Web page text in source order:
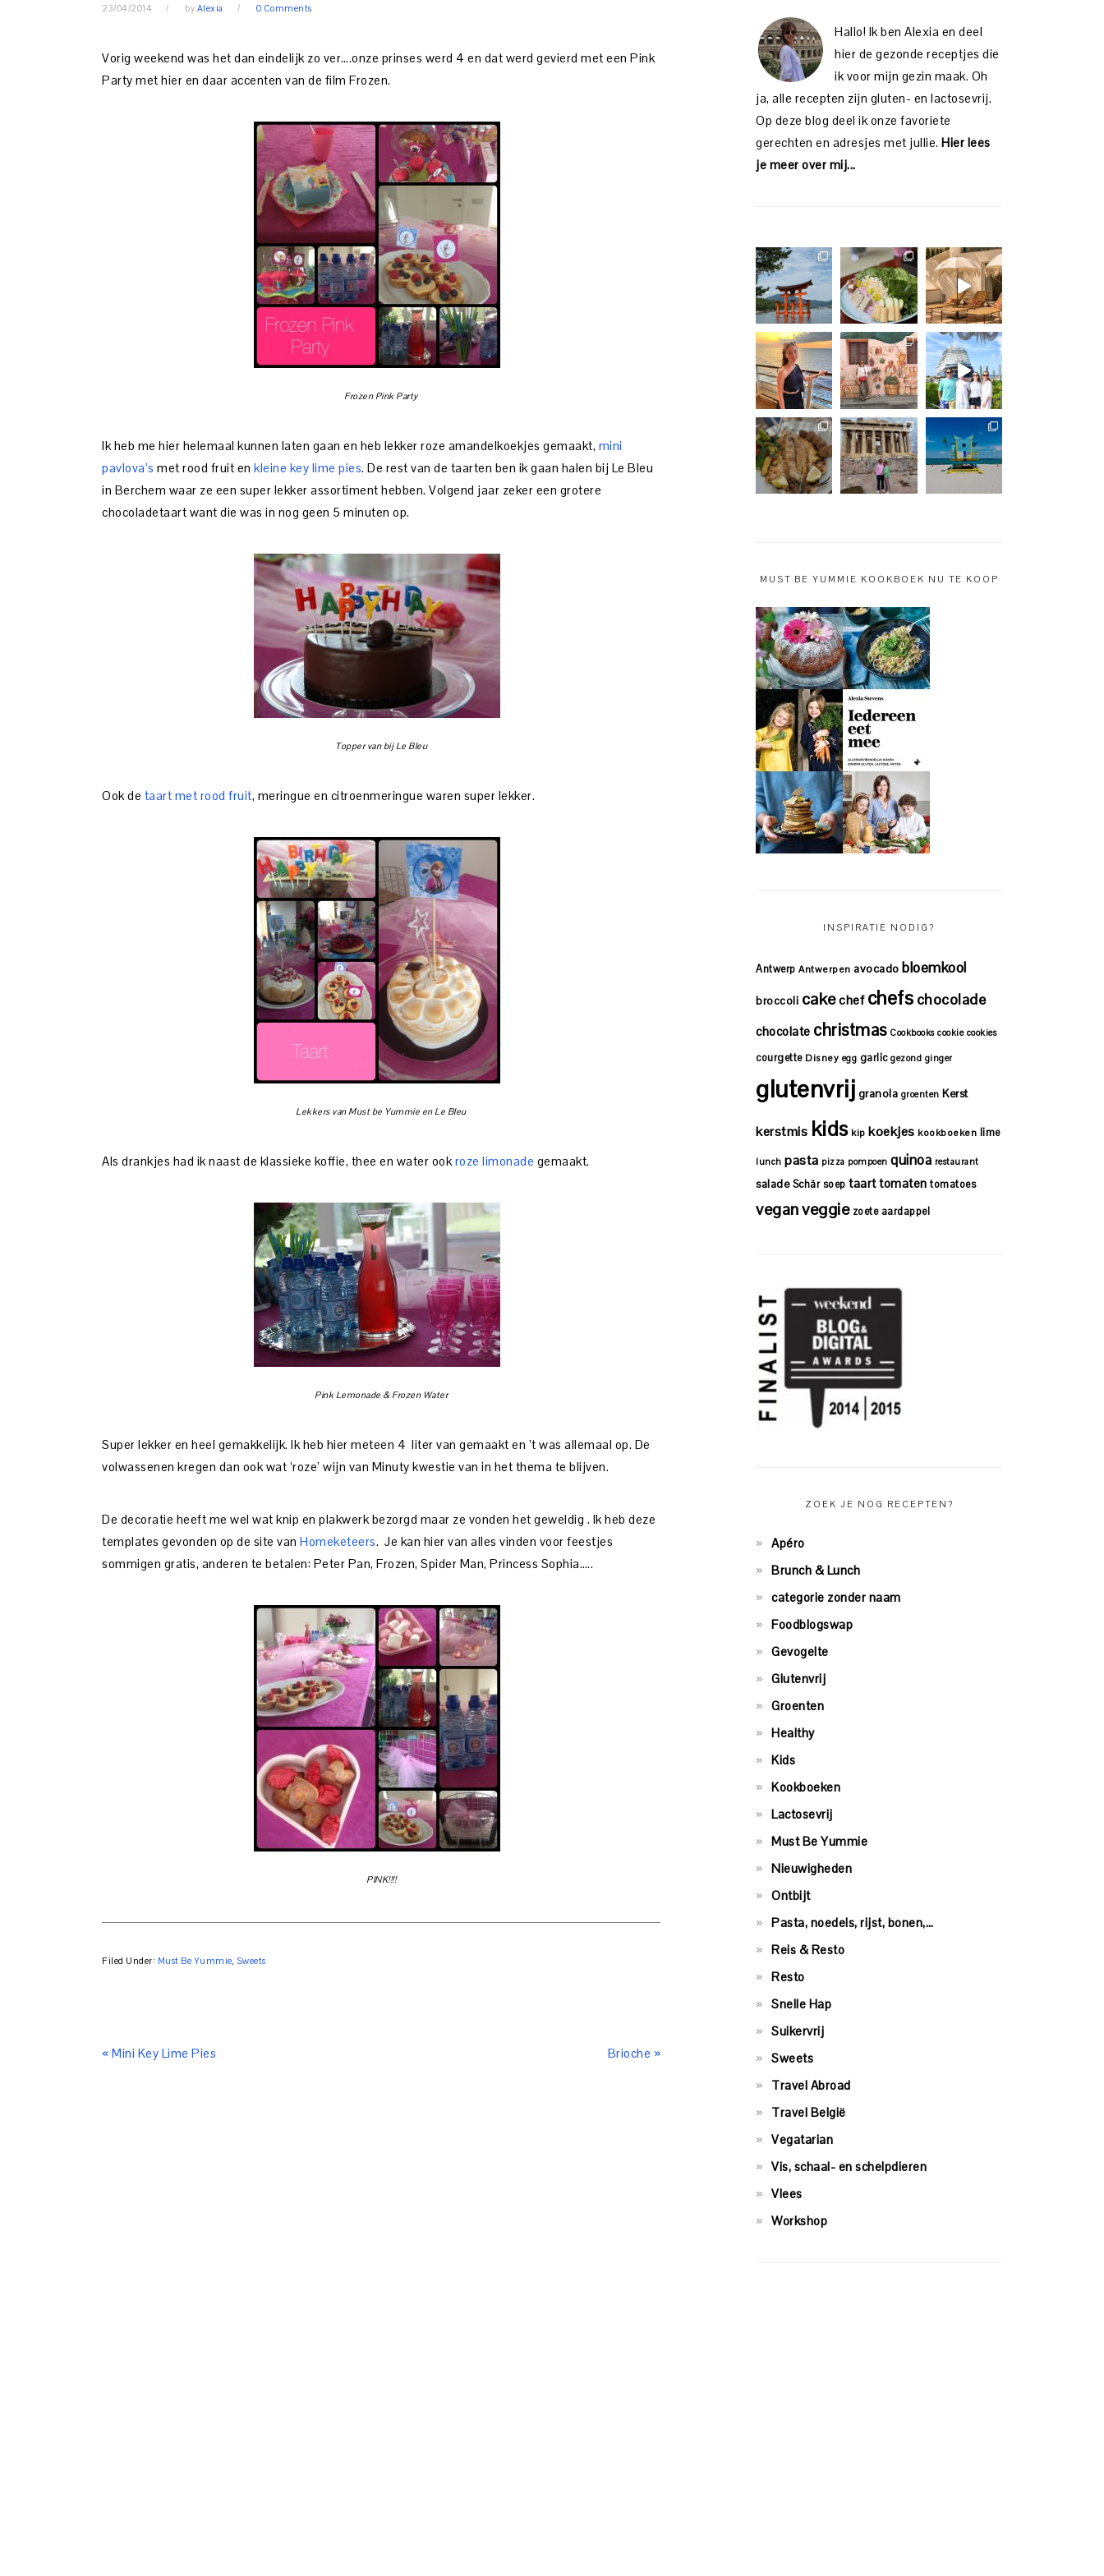
23/04/2014 by Alexia 0 Comments
Vorig weekend was het dan eindelijk zo ver….onze prinses werd 4 en dat werd gevierd met een Pink
Party met hier en daar accenten van de film Frozen.
Frozen Pink Party
Ik heb me hier helemaal kunnen laten gaan en heb lekker roze amandelkoekjes gemaakt, mini
pavlova’s met rood fruit en kleine key lime pies. De rest van de taarten ben ik gaan halen bij Le Bleu
in Berchem waar ze een super lekker assortiment hebben. Volgend jaar zeker een grotere
chocoladetaart want die was in nog geen 5 minuten op.
Topper van bij Le Bleu
Ook de taart met rood fruit, meringue en citroenmeringue waren super lekker.
Lekkers van Must be Yummie en Le Bleu
Als drankjes had ik naast de klassieke koffie, thee en water ookroze limonade gemaakt.
Pink Lemonade & Frozen Water
Super lekker en heel gemakkelijk. Ik heb hier meteen 4 liter van gemaakt en ’t was allemaal op. De
volwassenen kregen dan ook wat ‘roze’ wijn van Minuty kwestie van in het thema te blijven.
De decoratie heeft me wel wat knip en plakwerk bezorgd maar ze vonden het geweldig . Ik heb deze
templates gevonden op de site van Homeketeers. Je kan hier van alles vinden voor feestjes
sommigen gratis, anderen te betalen: Peter Pan, Frozen, Spider Man, Princess Sophia…..
PINK!!!!
Filed Under: Must Be Yummie, Sweets
« Mini Key Lime Pies Brioche »
Hallo! Ik ben Alexia en deel
hier de gezonde receptjes die
ik voor mijn gezin maak. Oh
ja, alle recepten zijn gluten- en lactosevrij.
Op deze blog deel ik onze favoriete
gerechten en adresjes met jullie. Hier lees
je meer over mij...
MUST BE YUMMIE KOOKBOEK NU TE KOOP
INSPIRATIE NODIG?
Antwerp Antwerpen avocado bloemkool
broccoli cakechef chefs chocolade
chocolate christmas Cookbooks cookie cookies
courgette Disney egg garlic gezond ginger
glutenvrij granola groenten Kerst
kerstmis kids kip koekjes kookboeken lime
lunch pasta pizza pompoen quinoa restaurant
salade Schär soep taarttomaten tomatoes
veganveggie zoete aardappel
ZOEK JE NOG RECEPTEN?
Apéro
Brunch & Lunch
categorie zonder naam
Foodblogswap
Gevogelte
Glutenvrij
Groenten
Healthy
Kids
Kookboeken
Lactosevrij
Must Be Yummie
Nieuwigheden
Ontbijt
Pasta, noedels, rijst, bonen,…
Reis & Resto
Resto
Snelle Hap
Suikervrij
Sweets
Travel Abroad
Travel België
Vegatarian
Vis, schaal- en schelpdieren
Vlees
Workshop